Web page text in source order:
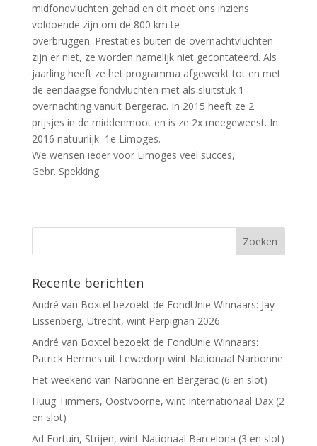
midfondvluchten gehad en dit moet ons inziens
voldoende zijn om de 800 km te
overbruggen. Prestaties buiten de overnachtvluchten
zijn er niet, ze worden namelijk niet gecontateerd. Als
jaarling heeft ze het programma afgewerkt tot en met
de eendaagse fondvluchten met als sluitstuk 1
overnachting vanuit Bergerac. In 2015 heeft ze 2
prijsjes in de middenmoot en is ze 2x meegeweest. In
2016 natuurlijk 1e Limoges.
We wensen ieder voor Limoges veel succes,
Gebr. Spekking
Recente berichten
André van Boxtel bezoekt de FondUnie Winnaars: Jay
Lissenberg, Utrecht, wint Perpignan 2026
André van Boxtel bezoekt de FondUnie Winnaars:
Patrick Hermes uit Lewedorp wint Nationaal Narbonne
Het weekend van Narbonne en Bergerac (6 en slot)
Huug Timmers, Oostvoorne, wint Internationaal Dax (2
en slot)
Ad Fortuin, Strijen, wint Nationaal Barcelona (3 en slot)